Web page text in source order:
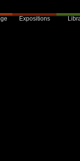
Expositions